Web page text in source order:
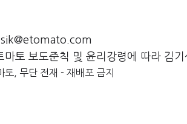
마토 보도준칙 및 윤리강령에 따라 김
, 무단 전재 - 재배포 금지